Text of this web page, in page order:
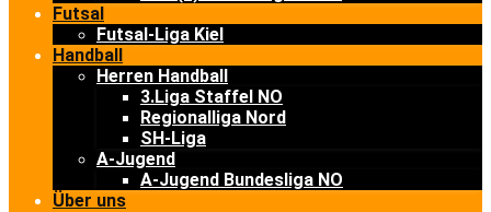
Futsal
Futsal-Liga Kiel
Handball
Herren Handball
3.Liga Staffel NO
Regionalliga Nord
SH-Liga
A-Jugend
A-Jugend Bundesliga NO
Über uns